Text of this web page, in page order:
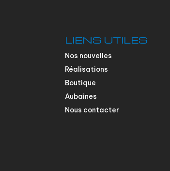
LIENS UTILES
Nos nouvelles
Réalisations
Boutique
Aubaines
Nous contacter